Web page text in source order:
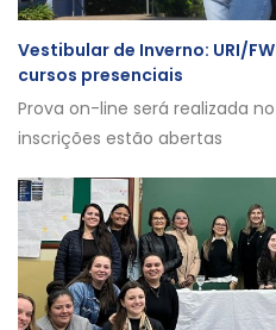
Vestibular de Inverno: URI/
cursos presenciais
Prova on-line será realizada
inscrições estão abertas